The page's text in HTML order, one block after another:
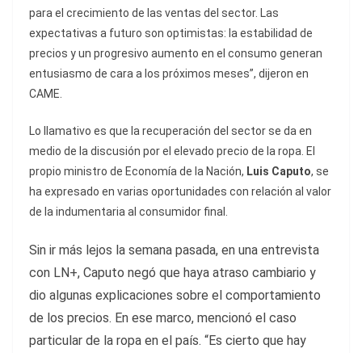
para el crecimiento de las ventas del sector. Las
expectativas a futuro son optimistas: la estabilidad de
precios y un progresivo aumento en el consumo generan
entusiasmo de cara a los próximos meses”, dijeron en
CAME.
Lo llamativo es que la recuperación del sector se da en
medio de la discusión por el elevado precio de la ropa. El
propio ministro de Economía de la Nación, Luis Caputo, se
ha expresado en varias oportunidades con relación al valor
de la indumentaria al consumidor final.
Sin ir más lejos la semana pasada, en una entrevista
con LN+, Caputo negó que haya atraso cambiario y
dio algunas explicaciones sobre el comportamiento
de los precios. En ese marco, mencionó el caso
particular de la ropa en el país. “Es cierto que hay